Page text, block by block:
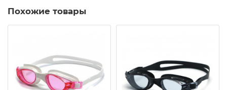
Похожие товары